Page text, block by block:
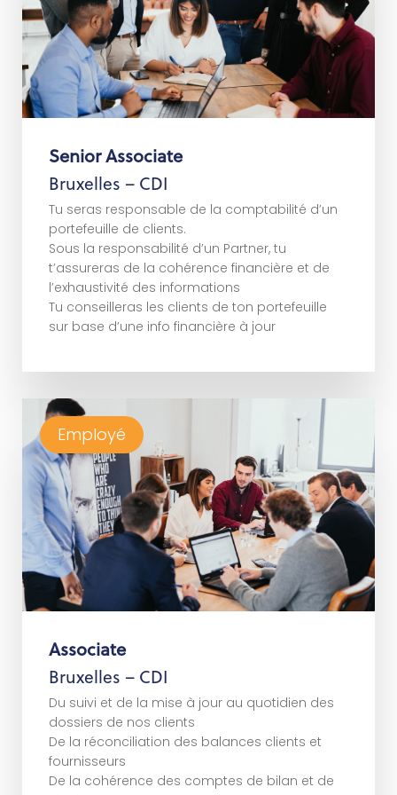
Senior Associate
Bruxelles – CDI
Tu seras responsable de la comptabilité d’un
portefeuille de clients.
Sous la responsabilité d’un Partner, tu
t’assureras de la cohérence financière et de
l’exhaustivité des informations
Tu conseilleras les clients de ton portefeuille
sur base d’une info financière à jour
Rejoindre notre réseau en tant qu’employé
a
i
l
s
Employé
Associate
Bruxelles – CDI
Du suivi et de la mise à jour au quotidien des
dossiers de nos clients
De la réconciliation des balances clients et
fournisseurs
De la cohérence des comptes de bilan et de
Rejoindre notre réseau en tant qu’employé